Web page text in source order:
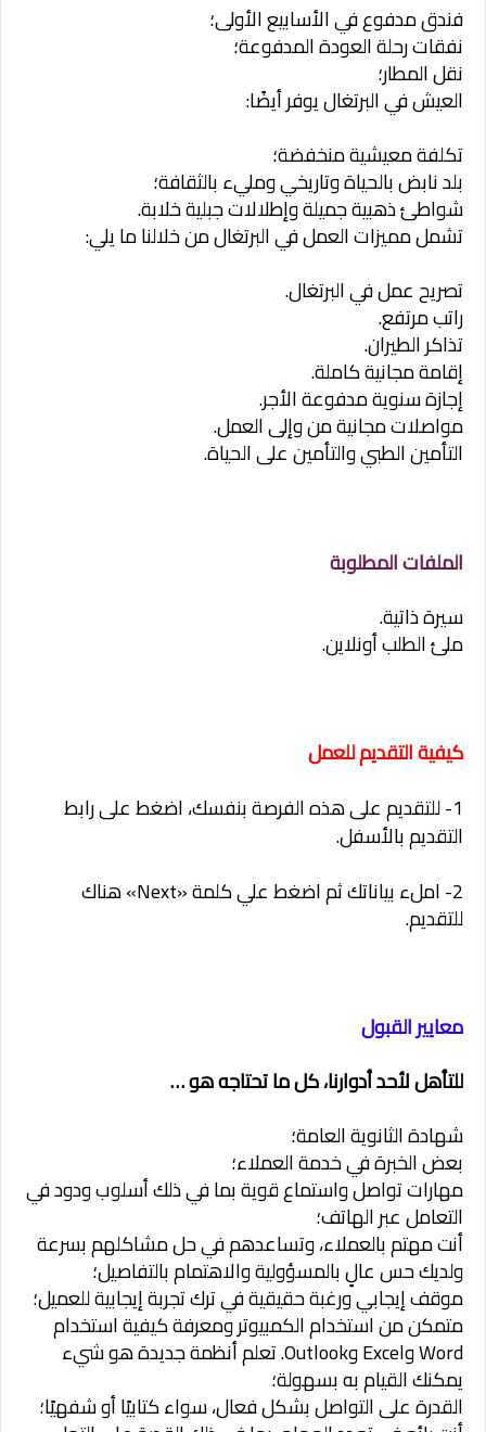
فندق مدفوع في الأسابيع الأولى؛
نفقات رحلة العودة المدفوعة؛
نقل المطار؛
العيش في البرتغال يوفر أيضًا:
تكلفة معيشية منخفضة؛
بلد نابض بالحياة وتاريخي ومليء بالثقافة؛
شواطئ ذهبية جميلة وإطلالات جبلية خلابة.
تشمل مميزات العمل في البرتغال من خلالنا ما يلي:
تصريح عمل في البرتغال.
راتب مرتفع.
تذاكر الطيران.
إقامة مجانية كاملة.
إجازة سنوية مدفوعة الأجر.
مواصلات مجانية من وإلى العمل.
التأمين الطبي والتأمين على الحياة.
الملفات المطلوبة
سيرة ذاتية.
ملئ الطلب أونلاين.
كيفية التقديم للعمل
1- للتقديم على هذه الفرصة بنفسك، اضغط على رابط
التقديمبالأسفل.
2- املء بياناتك ثم اضغط علي كلمة «Next» هناك
للتقديم.
معايير القبول
للتأهل لأحد أدوارنا، كل ما تحتاجه هو …
شهادة الثانوية العامة؛
بعض الخبرة في خدمة العملاء؛
مهارات تواصل واستماع قوية بما في ذلك أسلوب ودود في
التعامل عبر الهاتف؛
أنت مهتم بالعملاء، وتساعدهم في حل مشاكلهم بسرعة
ولديك حس عالٍ بالمسؤولية والاهتمام بالتفاصيل؛
موقف إيجابي ورغبة حقيقية في ترك تجربة إيجابية للعميل؛
متمكن من استخدام الكمبيوتر ومعرفة كيفية استخدام
Word وExcel وOutlook. تعلم أنظمة جديدة هو شيء
يمكنك القيام به بسهولة؛
القدرة على التواصل بشكل فعال، سواء كتابيًا أو شفهيًا؛